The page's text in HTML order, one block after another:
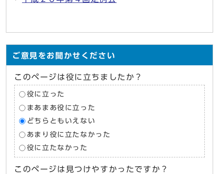
ご意見をお聞かせください
このページは役に立ちましたか？
役に立った
まあまあ役に立った
どちらともいえない
あまり役に立たなかった
役に立たなかった
このページは見つけやすかったですか？